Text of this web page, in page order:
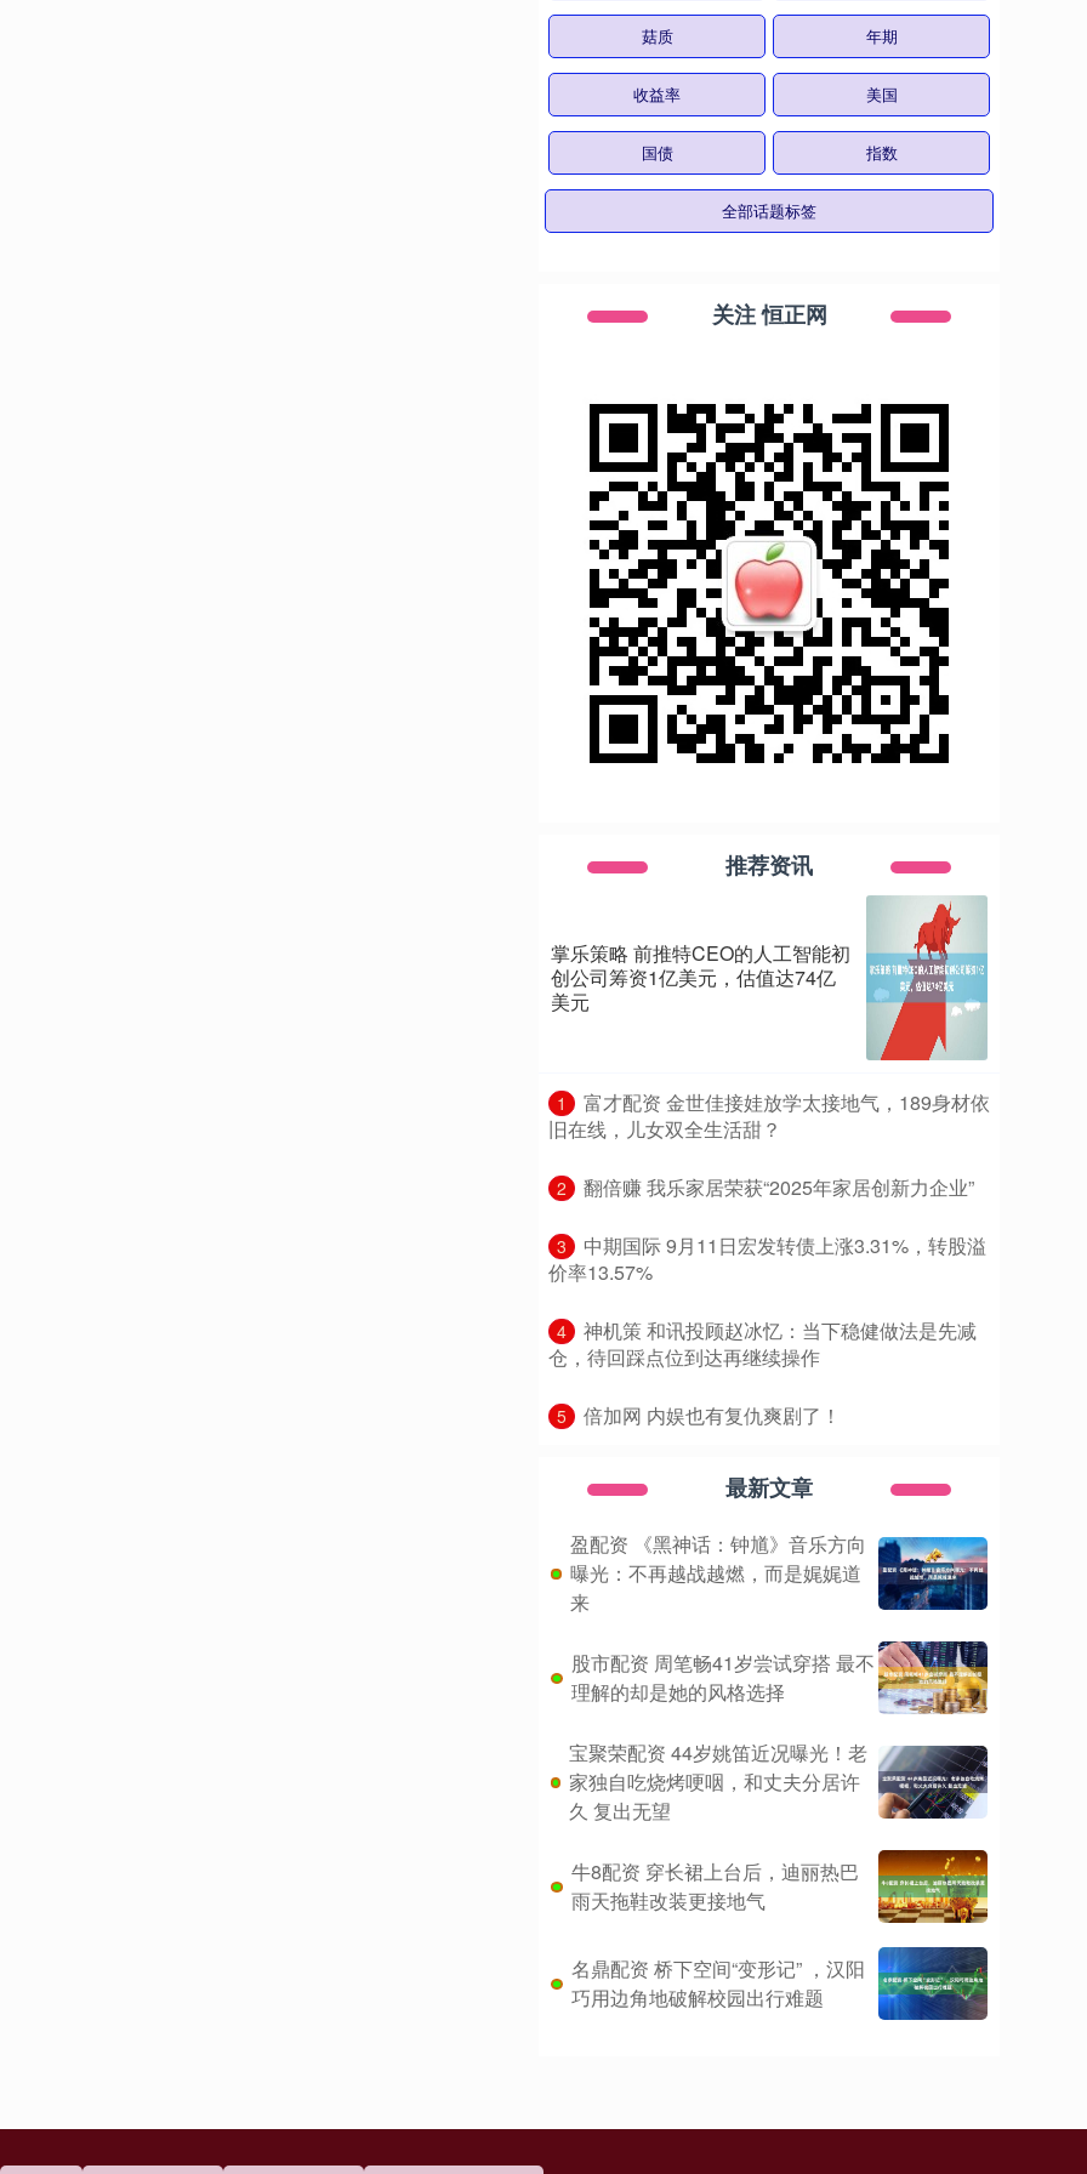
菇质 年期
收益率 美国
国债 指数
全部话题标签
关注 恒正网
推荐资讯
掌乐策略 前推特CEO的人工智能初
创公司筹资1亿美元，估值达74亿
美元
1
​富才配资 金世佳接娃放学太接地气，189身材依
旧在线，儿女双全生活甜？
2 ​翻倍赚 我乐家居荣获“2025年家居创新力企业”
3
​中期国际 9月11日宏发转债上涨3.31%，转股溢
价率13.57%
4
​神机策 和讯投顾赵冰忆：当下稳健做法是先减
仓，待回踩点位到达再继续操作
5 ​倍加网 内娱也有复仇爽剧了！
最新文章
盈配资 《黑神话：钟馗》音乐方向
曝光：不再越战越燃，而是娓娓道
来
股市配资 周笔畅41岁尝试穿搭 最不
理解的却是她的风格选择
宝聚荣配资 44岁姚笛近况曝光！老
家独自吃烧烤哽咽，和丈夫分居许
久 复出无望
牛8配资 穿长裙上台后，迪丽热巴
雨天拖鞋改装更接地气
名鼎配资 桥下空间“变形记” ，汉阳
巧用边角地破解校园出行难题